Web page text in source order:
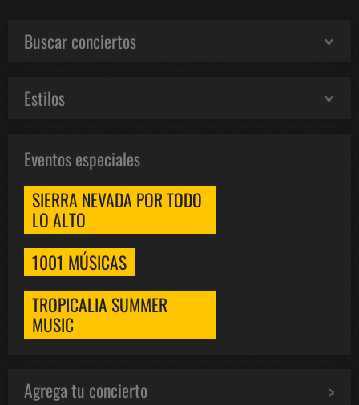
Buscar conciertos
Estilos
Eventos especiales
SIERRA NEVADA POR TODO
LO ALTO
1001 MÚSICAS
TROPICALIA SUMMER
MUSIC
Agrega tu concierto